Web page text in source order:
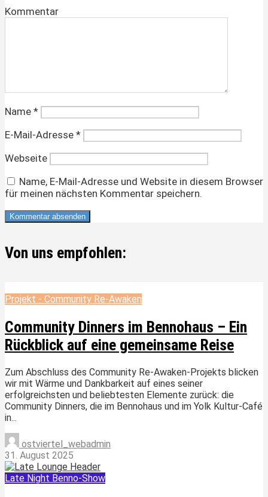
Kommentar
Name *
E-Mail-Adresse *
Webseite
Name, E-Mail-Adresse und Website in diesem Browser
für meinen nächsten Kommentar speichern.
Von uns empfohlen:
Projekt - Community Re-Awaken
Community Dinners im Bennohaus – Ein
Rückblick auf eine gemeinsame Reise
Zum Abschluss des Community Re-Awaken-Projekts blicken
wir mit Wärme und Dankbarkeit auf eines seiner
erfolgreichsten und beliebtesten Elemente zurück: die
Community Dinners, die im Bennohaus und im Yolk Kultur-Café
in...
ostviertel_webadmin
31. August 2025
Late Night Benno-Show